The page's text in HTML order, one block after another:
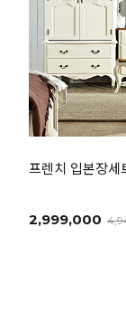
프렌치 입본장세
2,999,000